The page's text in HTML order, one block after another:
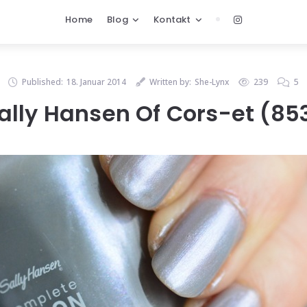
Home Blog Kontakt
Published: 18. Januar 2014 Written by: She-Lynx 239 5
Hansen Of Cors-et